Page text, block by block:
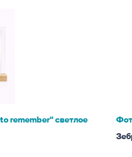
remember" светлое